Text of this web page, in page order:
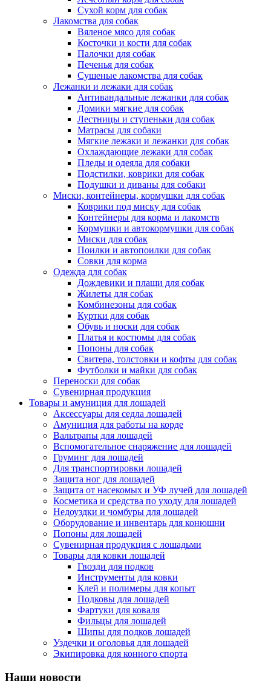
Сухой корм для собак
Лакомства для собак
Вяленое мясо для собак
Косточки и кости для собак
Палочки для собак
Печенья для собак
Сушеные лакомства для собак
Лежанки и лежаки для собак
Антивандальные лежанки для собак
Домики мягкие для собак
Лестницы и ступеньки для собак
Матрасы для собаки
Мягкие лежаки и лежанки для собак
Охлаждающие лежаки для собак
Пледы и одеяла для собаки
Подстилки, коврики для собак
Подушки и диваны для собаки
Миски, контейнеры, кормушки для собак
Коврики под миску для собак
Контейнеры для корма и лакомств
Кормушки и автокормушки для собак
Миски для собак
Поилки и автопоилки для собак
Совки для корма
Одежда для собак
Дождевики и плащи для собак
Жилеты для собак
Комбинезоны для собак
Куртки для собак
Обувь и носки для собак
Платья и костюмы для собак
Попоны для собак
Свитера, толстовки и кофты для собак
Футболки и майки для собак
Переноски для собак
Сувенирная продукция
Товары и амуниция для лошадей
Аксессуары для седла лошадей
Амуниция для работы на корде
Вальтрапы для лошадей
Вспомогательное снаряжение для лошадей
Груминг для лошадей
Для транспортировки лошадей
Защита ног для лошадей
Защита от насекомых и УФ лучей для лошадей
Косметика и средства по уходу для лошадей
Недоуздки и чомбуры для лошадей
Оборудование и инвентарь для конюшни
Попоны для лошадей
Сувенирная продукция с лошадьми
Товары для ковки лошадей
Гвозди для подков
Инструменты для ковки
Клей и полимеры для копыт
Подковы для лошадей
Фартуки для коваля
Фильцы для лошадей
Шипы для подков лошадей
Уздечки и оголовья для лошадей
Экипировка для конного спорта
Наши новости